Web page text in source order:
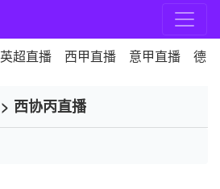
英超直播 西甲直播 意甲直播 德
> 西协丙直播